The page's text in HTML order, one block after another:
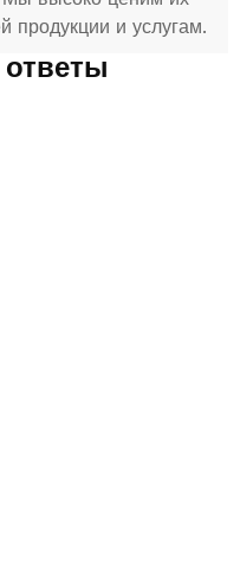
продукции и услугам.